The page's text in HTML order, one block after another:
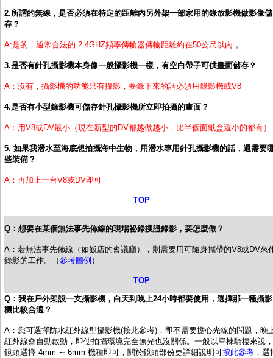
2.所謂的無線，是否必須在特定的距離內另外架一部家用的錄放影機做影像儲
存？
A:是的，通常合法的 2.4GHZ頻率傳輸器傳輸距離約在50公尺以內 。
3.是否有針孔攝影機本身像一般攝影機一樣，有空白帶子可供畫面儲存？
A：沒有，攝影機的功能只有攝影，要錄下來的話必須用錄影機或V8
4.是否有小型錄影機可儲存針孔攝影機所立即拍攝的畫面？
A：用V8或DV最小（現在新型的DV都越做越小，比半個面紙盒還小的都有）
5. 如果我潛水至海底想拍攝海中生物，用潛水專用針孔攝影機的話，還需要
些裝備？
A：再加上一台V8或DV即可
TOP
Q：想要在某個無法事先佈線的現場祕錄搜證錄影，要怎麼做？
A：若無法事先佈線（如飯店的會議廳），則需要用可隨身攜帶的V8或DV來
錄影的工作。（參考圖例 ）
TOP
Q：我在戶外架設一支攝影機，白天到晚上24小時都要使用，選擇那一種攝影
機比較合適？
A：您可選擇防水紅外線型攝影機(按此參考)， 即不需要擔心光線的問題，晚
紅外線會自動啟動，即使拍攝環境完全無光也沒關係。一般以單棟騎樓來說，
鏡頭選擇 4mm ∼ 6mm 機種即可，關於鏡頭部份更詳細說明可按此參考 ，選